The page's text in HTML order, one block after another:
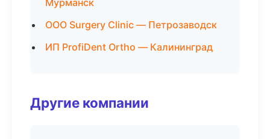
Мурманск
ООО Surgery Clinic — Петрозаводск
ИП ProfiDent Ortho — Калининград
Другие компании